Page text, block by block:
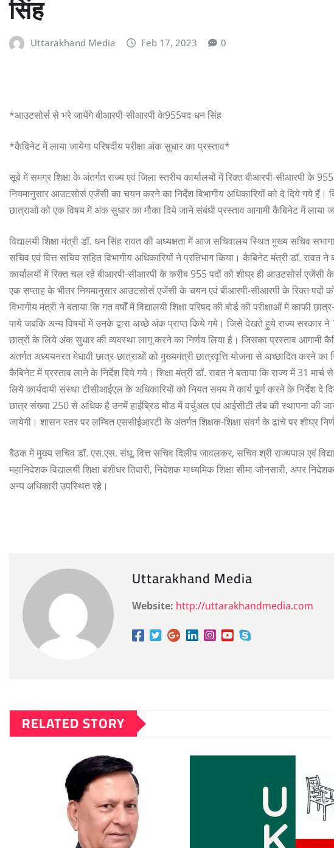
सिंह
Uttarakhand Media Feb 17, 2023 0
*आउटसोर्स से भरे जायेंगे बीआरपी-सीआरपी के955पद-धन सिंह
*कैबिनेट में लाया जायेगा परिषदीय परीक्षा अंक सुधार का प्रस्ताव*
सूबे में समग्र शिक्षा के अंतर्गत राज्य एवं जिला स्तरीय कार्यालयों में रिक्त बीआरपी-सीआरपी के
नियमानुसार आउटसोर्स एजेंसी का चयन करने का निर्देश विभागीय अधिकारियों को दे दिये गये हैं।
छात्राओं को एक विषय में अंक सुधार का मौका दिये जाने संबंधी प्रस्ताव आगामी कैबिनेट में लाया
विद्यालयी शिक्षा मंत्री डॉ. धन सिंह रावत की अध्यक्षता में आज सचिवालय स्थित मुख्य सचिव
सचिव एवं वित्त सचिव सहित विभागीय अधिकारियों ने प्रतिभाग किया। कैबिनेट मंत्री डॉ. रावत
कार्यालयों में रिक्त चल रहे बीआरपी-सीआरपी के करीब 955 पदों को शीघ्र ही आउटसोर्स एजेंसी
एक सप्ताह के भीतर नियमानुसार आउटसोर्स एजेंसी के चयन एवं बीआरपी-सीआरपी के रिक्त पदों
विभागीय मंत्री ने बताया कि गत वर्षों में विद्यालयी शिक्षा परिषद की बोर्ड की परीक्षाओं में
पाये जबकि अन्य विषयों में उनके द्वारा अच्छे अंक प्राप्त किये गये। जिसे देखते हुये राज्य सरकार ने
छात्रों के लिये अंक सुधार की व्यवस्था लागू करने का निर्णय लिया है। जिसका प्रस्ताव आगामी
अंतर्गत अध्ययनरत मेधावी छात्र-छात्राओं को मुख्यमंत्री छात्रवृत्ति योजना से अच्छादित करने का
कैबिनेट में प्रस्ताव लाने के निर्देश दिये गये। शिक्षा मंत्री डॉ. रावत ने बताया कि राज्य में 31 मार्च
लिये कार्यदायी संस्था टीसीआईएल के अधिकारियों को नियत समय में कार्य पूर्ण करने के निर्देश दे
छात्र संख्या 250 से अधिक है उनमें हाईब्रिड मोड में वर्चुअल एवं आईसीटी लैब की स्थापना की
जायेगी। शासन स्तर पर लम्बित एससीईआरटी के अंतर्गत शिक्षक-शिक्षा संवर्ग के ढांचे पर शीघ्र
बैठक में मुख्य सचिव डॉ. एस.एस. संधू, वित्त सचिव दिलीप जावलकर, सचिव श्री राज्यपाल एवं
महानिदेशक विद्यालयी शिक्षा बंशीधर तिवारी, निदेशक माध्यमिक शिक्षा सीमा जौनसारी, अपर
अन्य अधिकारी उपस्थित रहे।
Uttarakhand Media
Website: http://uttarakhandmedia.com
RELATED STORY